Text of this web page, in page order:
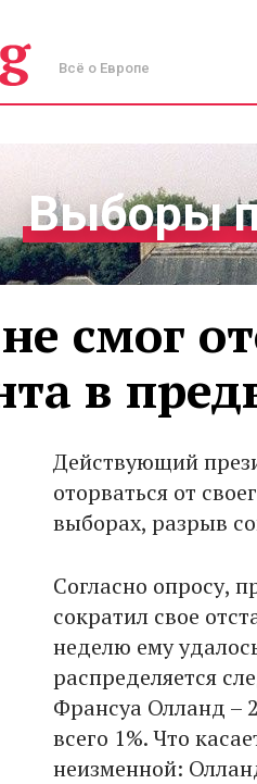
Всё о Европе
Выборы
смог
в
Действующий
оторваться от
выборах, разрыв
Согласно опросу,
сократил свое
неделю ему
распределяется
Франсуа Олланд –
всего 1%. Что
неизменной: